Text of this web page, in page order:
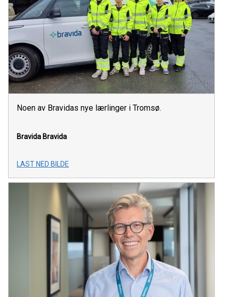
Noen av Bravidas nye lærlinger i Tromsø.
Bravida Bravida
LAST NED BILDE